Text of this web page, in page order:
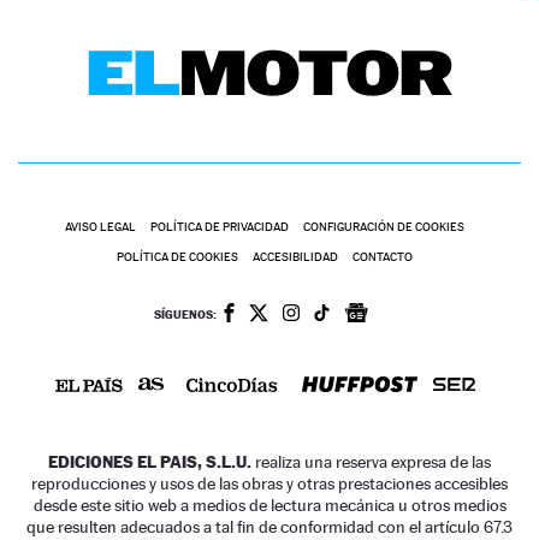
AVISO LEGAL POLÍTICA DE PRIVACIDAD CONFIGURACIÓN DE COOKIES
POLÍTICA DE COOKIES ACCESIBILIDAD CONTACTO
SÍGUENOS:
EDICIONES EL PAIS, S.L.U. realiza una reserva expresa de las
reproducciones y usos de las obras y otras prestaciones accesibles
desde este sitio web a medios de lectura mecánica u otros medios
que resulten adecuados a tal fin de conformidad con el artículo 67.3